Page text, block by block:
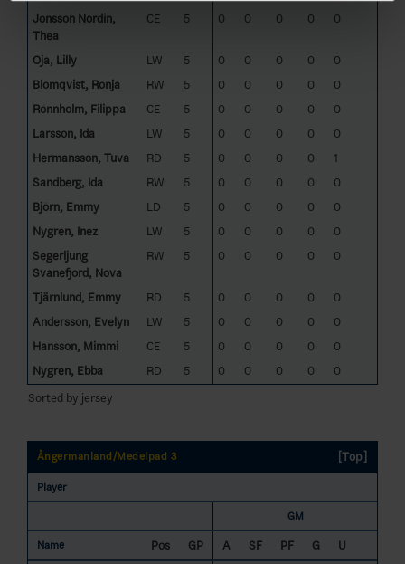
Jonsson Nordin,
Thea
CE 5 0 0 0 0 0
Oja, Lilly LW 5 0 0 0 0
0
Blomqvist, Ronja
RW 5 0 0 0 0
0
Rönnholm, Filippa
CE 5 0 0 0 0
0
Larsson, Ida
LW 5 0 0 0 0
0
Hermansson, Tuva
RD 5 0 0 0 0
1
Sandberg, Ida
RW 5 0 0 0 0
0
Björn, Emmy
LD 5 0 0 0 0
0
Nygren, Inez
LW 5 0 0 0 0
0
Segerljung
Svanefjord, Nova
RW 5 0 0 0 0 0
Tjärnlund, Emmy RD 5 0 0 0 0
0
Andersson, Evelyn
LW 5 0 0 0 0
0
Hansson, Mimmi
CE 5 0 0 0 0
0
Nygren, Ebba
RD 5 0 0 0 0
0
Sorted by jersey
Ångermanland/Medelpad 3 [Top]
Player
GM
Name Pos GP A SF PF G
U